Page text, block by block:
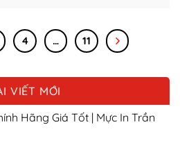
[…]4 … 11
VIẾT MỚI
Hãng Giá Tốt | Mực In Trần